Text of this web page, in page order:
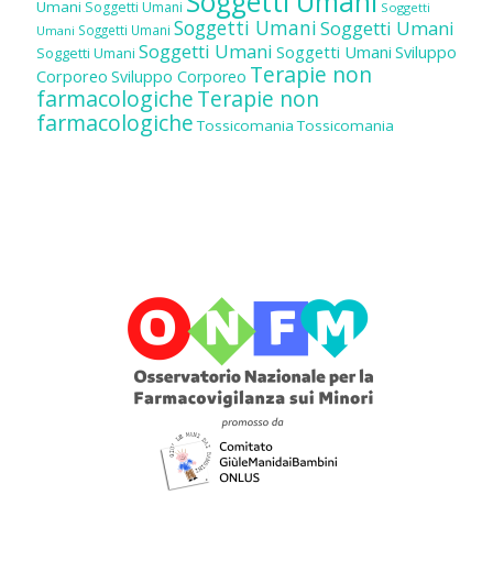
Umani Soggetti Umani
Soggetti
Umani Soggetti Umani Soggetti UmaniSoggetti Umani
Soggetti Umani Soggetti Umani Soggetti Umani Sviluppo
Corporeo Sviluppo Corporeo Terapie non
farmacologicheTerapie non
farmacologiche Tossicomania Tossicomania